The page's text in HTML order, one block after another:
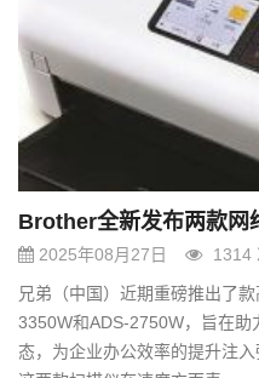
Brother全新发布两款网
2025年08月27日
1314
兄弟（中国）近期重磅推出了
3350W和ADS-2750W，旨在
态，为企业办公效率的提升注